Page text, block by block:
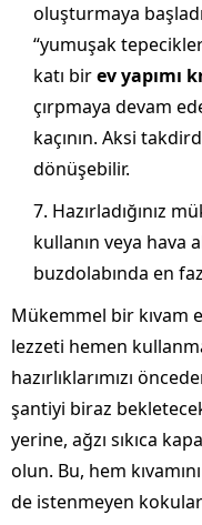
oluşturmaya
“yumuşak
katı birev yapımı
çırpmaya devam
kaçının. Aksi
dönüşebilir.
Hazırladığınız
kullanın veya hava
buzdolabında en
Mükemmel bir kıvam
lezzeti hemen
hazırlıklarımızı
şantiyi biraz
yerine, ağzı sıkıca
olun. Bu, hem
de istenmeyen